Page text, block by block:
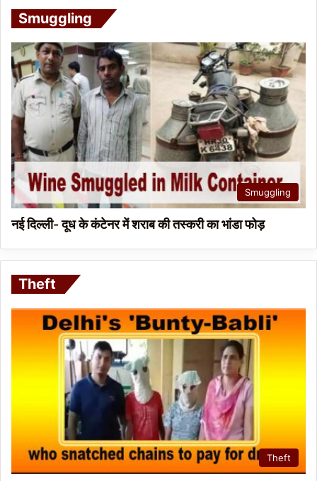
Smuggling
Smuggling
नई दिल्ली- दूध के कंटेनर में शराब की तस्करी का भांडा फोड़
Theft
Theft